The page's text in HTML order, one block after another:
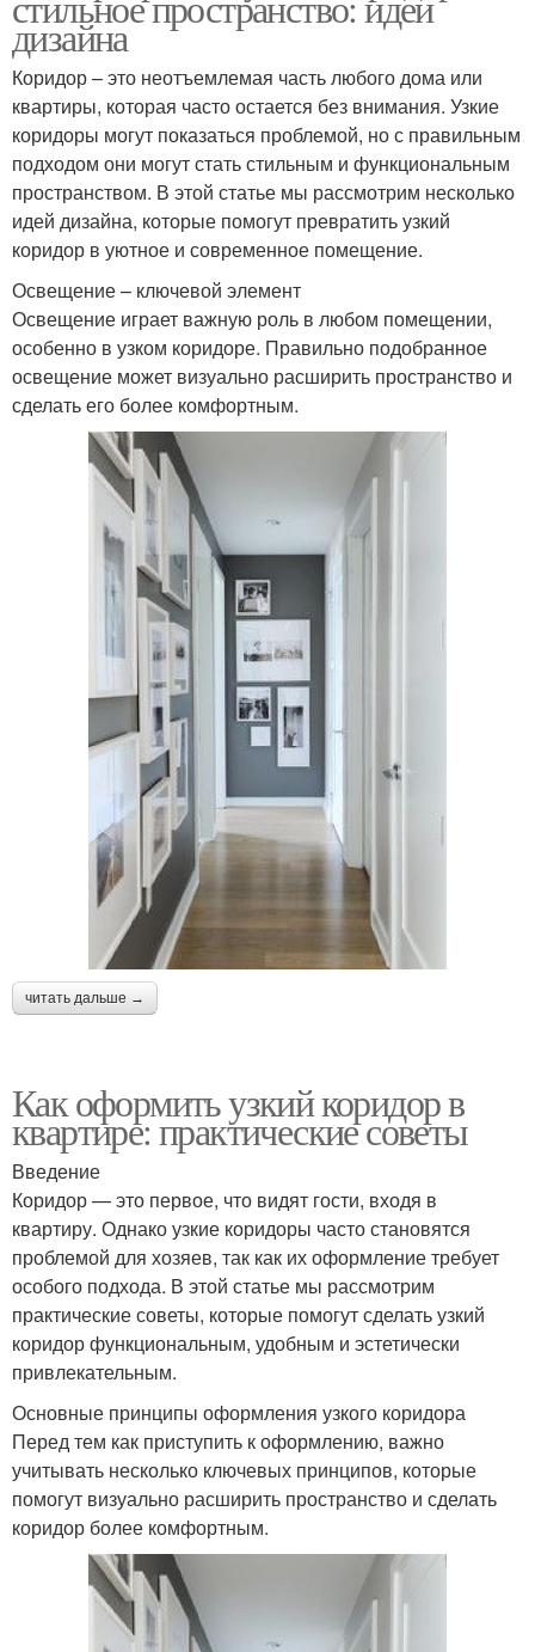
дизайна
Коридор – это неотъемлемая часть любого дома или
квартиры, которая часто остается без внимания. Узкие
коридоры могут показаться проблемой, но с правильным
подходом они могут стать стильным и функциональным
пространством. В этой статье мы рассмотрим несколько
идей дизайна, которые помогут превратить узкий
коридор в уютное и современное помещение.
Освещение – ключевой элемент
Освещение играет важную роль в любом помещении,
особенно в узком коридоре. Правильно подобранное
освещение может визуально расширить пространство и
сделать его более комфортным.
читать дальше →
Как оформить узкий коридор в
квартире: практические советы
Введение
Коридор — это первое, что видят гости, входя в
квартиру. Однако узкие коридоры часто становятся
проблемой для хозяев, так как их оформление требует
особого подхода. В этой статье мы рассмотрим
практические советы, которые помогут сделать узкий
коридор функциональным, удобным и эстетически
привлекательным.
Основные принципы оформления узкого коридора
Перед тем как приступить к оформлению, важно
учитывать несколько ключевых принципов, которые
помогут визуально расширить пространство и сделать
коридор более комфортным.